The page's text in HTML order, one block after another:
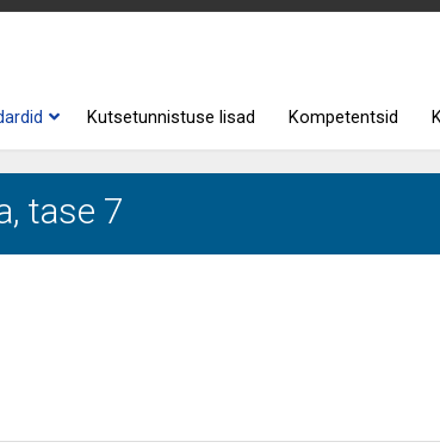
Kutsetunnistuse lisad Kompetentsid
tase 7